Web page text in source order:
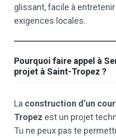
glissant, facile à
exigences locales.
Pourquoi faire appel à
projet à Saint-Tropez ?
La construction d’un
Tropez est un projet
Tu ne peux pas te